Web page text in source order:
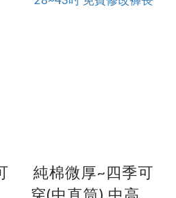
純棉微厚~四季可
穿(中直筒) 中高腰